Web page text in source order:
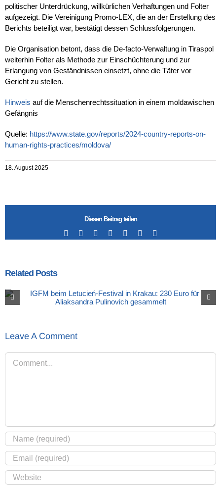
politischer Unterdrückung, willkürlichen Verhaftungen und Folter
aufgezeigt. Die Vereinigung Promo-LEX, die an der Erstellung des
Berichts beteiligt war, bestätigt dessen Schlussfolgerungen.
Die Organisation betont, dass die De-facto-Verwaltung in Tiraspol
weiterhin Folter als Methode zur Einschüchterung und zur
Erlangung von Geständnissen einsetzt, ohne die Täter vor
Gericht zu stellen.
Hinweis auf die Menschenrechtssituation in einem moldawischen
Gefängnis
Quelle: https://www.state.gov/reports/2024-country-reports-on-
human-rights-practices/moldova/
18. August 2025
Diesen Beitrag teilen
Facebook LinkedIn
TumblrPinterest
Related Posts
Leave A Comment
Comment